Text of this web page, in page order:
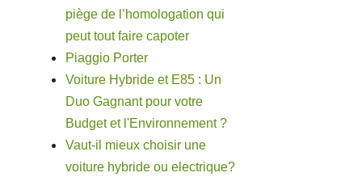
piège de l’homologation qui
peut tout faire capoter
Piaggio Porter
Voiture Hybride et E85 : Un
Duo Gagnant pour votre
Budget et l'Environnement ?
Vaut-il mieux choisir une
voiture hybride ou electrique?